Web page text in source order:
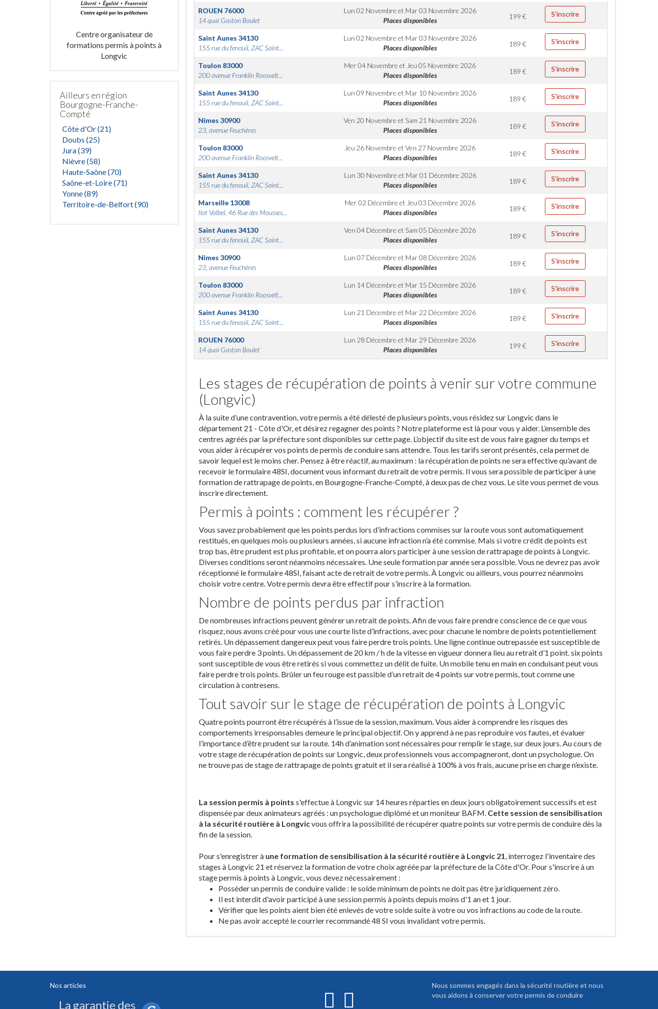
Centre organisateur de
formations permis à points à
Longvic
Ailleurs en région
Bourgogne-Franche-
Compté
Côte d'Or (21)
Doubs (25)
Jura (39)
Nièvre (58)
Haute-Saône (70)
Saône-et-Loire (71)
Yonne (89)
Territoire-de-Belfort (90)
ROUEN 76000
14 quai Gaston Boulet
Lun 02 Novembre et Mar 03 Novembre 2026
Places disponibles
199€ S'inscrire
Saint Aunes 34130
155 rue du fenouil, ZAC Saint...
Lun 02 Novembre et Mar 03 Novembre 2026
Places disponibles
189€ S'inscrire
Toulon 83000
200 avenue Franklin Roosvelt...
Mer 04 Novembre et Jeu 05 Novembre 2026
Places disponibles
189€ S'inscrire
Saint Aunes 34130
155 rue du fenouil, ZAC Saint...
Lun 09 Novembre et Mar 10 Novembre 2026
Places disponibles
189€ S'inscrire
Nimes 30900
23, avenue Feuchères
Ven 20 Novembre etSam 21 Novembre 2026
Places disponibles
189€ S'inscrire
Toulon 83000
200 avenue Franklin Roosvelt...
Jeu 26 Novembre etVen 27 Novembre 2026
Places disponibles
189€ S'inscrire
Saint Aunes 34130
155 rue du fenouil, ZAC Saint...
Lun 30 Novembre et Mar 01 Décembre 2026
Places disponibles
189€ S'inscrire
Marseille 13008
Ilot Valbel, 46 Rue des Mousses...
Mer 02 Décembre et Jeu 03 Décembre 2026
Places disponibles
189€ S'inscrire
Saint Aunes 34130
155 rue du fenouil, ZAC Saint...
Ven 04 Décembre etSam 05 Décembre 2026
Places disponibles
189€ S'inscrire
Nimes 30900
23, avenue Feuchères
Lun 07 Décembre et Mar 08 Décembre 2026
Places disponibles
189€ S'inscrire
Toulon 83000
200 avenue Franklin Roosvelt...
Lun 14 Décembre et Mar 15 Décembre 2026
Places disponibles
189€ S'inscrire
Saint Aunes 34130
155 rue du fenouil, ZAC Saint...
Lun 21 Décembre et Mar 22 Décembre 2026
Places disponibles
189€ S'inscrire
ROUEN 76000
14 quai Gaston Boulet
Lun 28 Décembre et Mar 29 Décembre 2026
Places disponibles
199€ S'inscrire
Les stages de récupération de points à venir sur votre commune
(Longvic)
À la suite d’une contravention, votre permis a été délesté de plusieurs points, vous résidez sur Longvic dans le
département 21 - Côte d'Or, et désirez regagner des points ? Notre plateforme est là pour vous y aider. L’ensemble des
centres agréés par la préfecture sont disponibles sur cette page. L’objectif du site est de vous faire gagner du temps et
vous aider à récupérer vos points de permis de conduire sans attendre. Tous les tarifs seront présentés, cela permet de
savoir lequel est le moins cher. Pensez à être réactif, au maximum : la récupération de points ne sera effective qu’avant de
recevoir le formulaire 48SI, document vous informant du retrait de votre permis. Il vous sera possible de participer à une
formation de rattrapage de points, en Bourgogne-Franche-Compté, à deux pas de chez vous. Le site vous permet de vous
inscrire directement.
Permis à points : comment les récupérer ?
Vous savez probablement que les points perdus lors d’infractions commises sur la route vous sont automatiquement
restitués, en quelques mois ou plusieurs années, si aucune infraction n’a été commise. Mais si votre crédit de points est
trop bas, être prudent est plus profitable, et on pourra alors participer à une session de rattrapage de points à Longvic.
Diverses conditions seront néanmoins nécessaires. Une seule formation par année sera possible. Vous ne devrez pas avoir
réceptionné le formulaire 48SI, faisant acte de retrait de votre permis. À Longvic ou ailleurs, vous pourrez néanmoins
choisir votre centre. Votre permis devra être effectif pour s’inscrire à la formation.
Nombre de points perdus par infraction
De nombreuses infractions peuvent générer un retrait de points. Afin de vous faire prendre conscience de ce que vous
risquez, nous avons créé pour vous une courte liste d’infractions, avec pour chacune le nombre de points potentiellement
retirés. Un dépassement dangereux peut vous faire perdre trois points. Une ligne continue outrepassée est susceptible de
vous faire perdre 3 points. Un dépassement de 20 km / h de la vitesse en vigueur donnera lieu au retrait d’1 point. six points
sont susceptible de vous être retirés si vous commettez un délit de fuite. Un mobile tenu en main en conduisant peut vous
faire perdre trois points. Brûler un feu rouge est passible d’un retrait de 4 points sur votre permis, tout comme une
circulation à contresens.
Tout savoir sur le stage de récupération de points à Longvic
Quatre points pourront être récupérés à l’issue de la session, maximum. Vous aider à comprendre les risques des
comportements irresponsables demeure le principal objectif. On y apprend à ne pas reproduire vos fautes, et évaluer
l’importance d’être prudent sur la route. 14h d’animation sont nécessaires pour remplir le stage, sur deux jours. Au cours de
votre stage de récupération de points sur Longvic, deux professionnels vous accompagneront, dont un psychologue. On
ne trouve pas de stage de rattrapage de points gratuit et il sera réalisé à 100% à vos frais, aucune prise en charge n’existe.
La session permis à points s'effectue à Longvic sur 14 heures réparties en deux jours obligatoirement successifs et est
dispensée par deux animateurs agréés : un psychologue diplômé et un moniteur BAFM. Cette session de sensibilisation
à la sécurité routière à Longvicvous offrira la possibilité de récupérer quatre points sur votre permis de conduire dès la
fin de la session.
Pour s'enregistrer à une formation de sensibilisation à la sécurité routière à Longvic 21, interrogez l'inventaire des
stages à Longvic 21 et réservez la formation de votre choix agréée par la préfecture de la Côte d'Or. Pour s'inscrire à un
stage permis à points à Longvic, vous devez nécessairement :
Posséder un permis de conduire valide : le solde minimum de points ne doit pas être juridiquement zéro.
Il est interdit d'avoir participé à une session permis à points depuis moins d'1 an et 1 jour.
Vérifier que les points aient bien été enlevés de votre solde suite à votre ou vos infractions au code de la route.
Ne pas avoir accepté le courrier recommandé 48 SI vous invalidant votre permis.
Nos articles
Nous sommes engagés dans la sécurité routière et nous
vous aidons à conserver votre permis de conduire